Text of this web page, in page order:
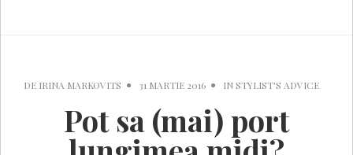
DE IRINA MARKOVITS 31 MARTIE 2016 IN STYLIST'S ADVICE
Pot sa (mai) port